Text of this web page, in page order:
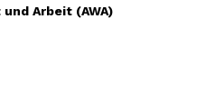
Arbeit (AWA)